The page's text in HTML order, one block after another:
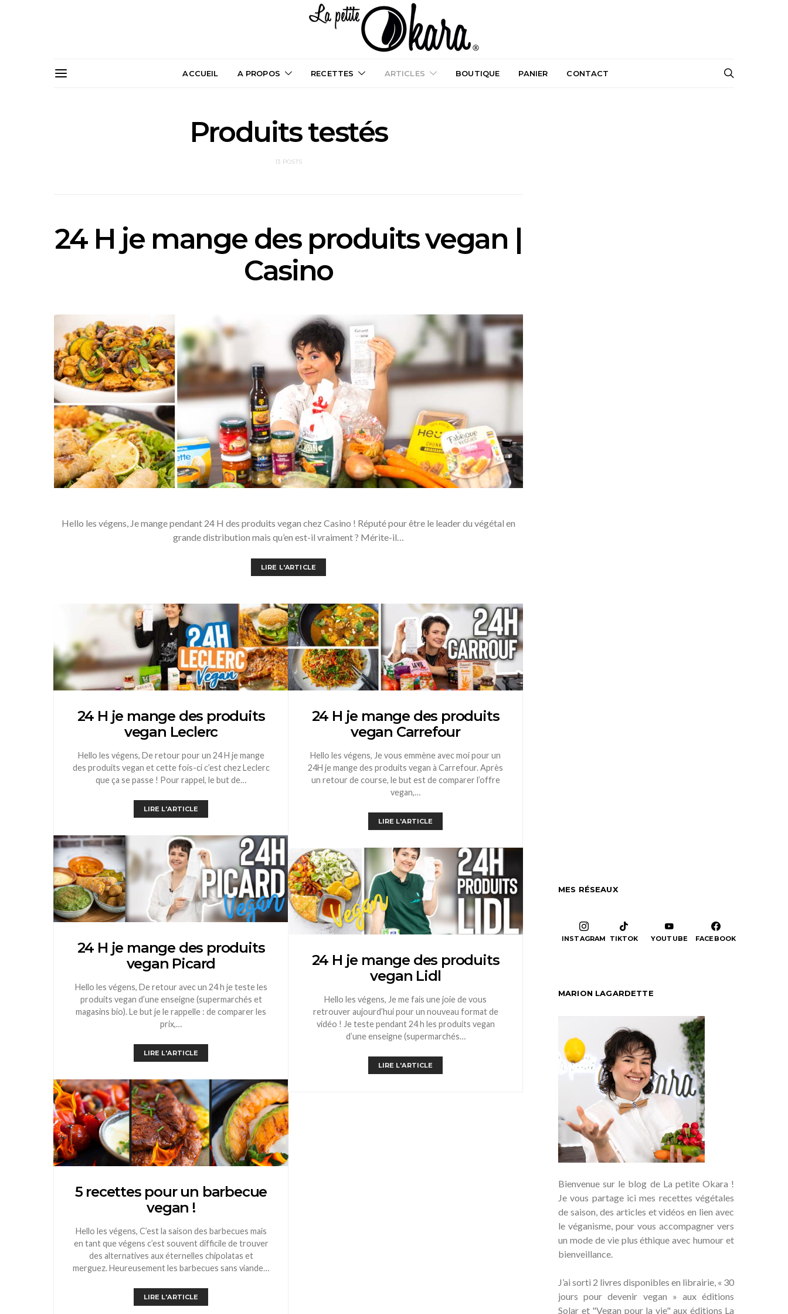
ACCUEIL A PROPOS RECETTES ARTICLES BOUTIQUE PANIER CONTACT
Produits testés
13 POSTS
24 H je mange des produits vegan |
Casino
Hello les végens, Je mange pendant 24 H des produits vegan chez Casino ! Réputé pour être le leader du végétal en
grande distribution mais qu’en est-il vraiment ? Mérite-il…
LIRE L'ARTICLE
24 H je mange des produits
vegan Leclerc
Hello les végens, De retour pour un 24 H je mange
des produits vegan et cette fois-ci c’est chez Leclerc
que ça se passe ! Pour rappel, le but de…
LIRE L'ARTICLE
24 H je mange des produits
vegan Picard
Hello les végens, De retour avec un 24 h je teste les
produits vegan d’une enseigne (supermarchés et
magasins bio). Le but je le rappelle : de comparer les
prix,…
LIRE L'ARTICLE
5 recettes pour un barbecue
vegan !
Hello les végens, C’est la saison des barbecues mais
en tant que végens c’est souvent difficile de trouver
des alternatives aux éternelles chipolatas et
merguez. Heureusement les barbecues sans viande…
LIRE L'ARTICLE
24 H je mange des produits
vegan Carrefour
Hello les végens, Je vous emmène avec moi pour un
24H je mange des produits vegan à Carrefour. Après
un retour de course, le but est de comparer l’offre
vegan,…
LIRE L'ARTICLE
24 H je mange des produits
vegan Lidl
Hello les végens, Je me fais une joie de vous
retrouver aujourd’hui pour un nouveau format de
vidéo ! Je teste pendant 24 h les produits vegan
d’une enseigne (supermarchés…
LIRE L'ARTICLE
MES RÉSEAUX
INSTAGRAM TIKTOK YOUTUBE FACEBOOK
MARION LAGARDETTE
Bienvenue sur le blog de La petite Okara !
Je vous partage ici mes recettes végétales
de saison, des articles et vidéos en lien avec
le véganisme, pour vous accompagner vers
un mode de vie plus éthique avec humour et
bienveillance.
J’ai sorti 2 livres disponibles en librairie, « 30
jours pour devenir vegan » aux éditions
Solar et "Vegan pour la vie" aux éditions La